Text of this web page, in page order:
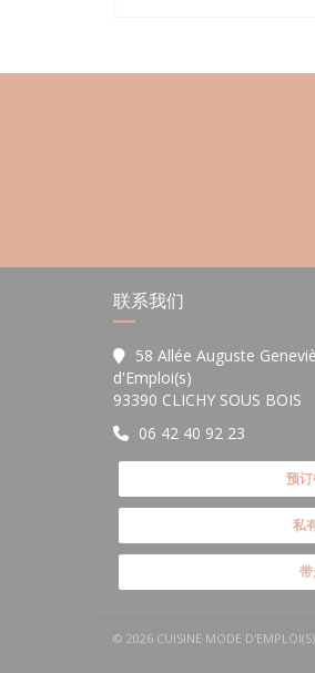
联系我们
58 Allée Auguste
d'Emploi(s)
93390 CLICHY SOUS BOIS
06 42 40 92 23
预
私
© 2026 CUISINE MODE